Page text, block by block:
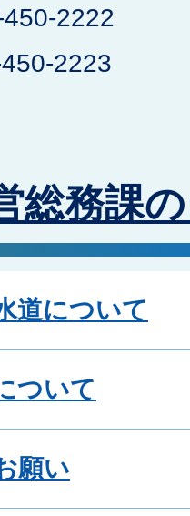
2222
2223
総務課
道について
ついて
願い